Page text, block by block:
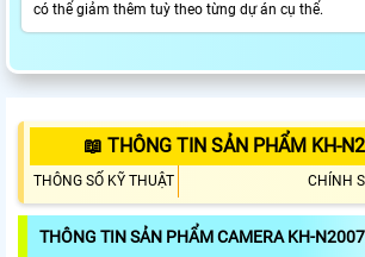
có thể giảm thêm tuỳ theo từng dự án cụ thể.
📖 THÔNG TIN SẢN PHẨM KH-
THÔNG SỐ KỸ THUẬT CHÍNH
THÔNG TIN SẢN PHẨM CAMERA KH-